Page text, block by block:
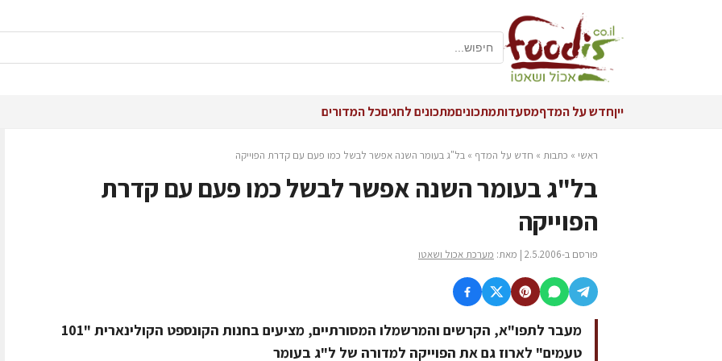
ייןחדש על המדףמסעדותמתכוניםמתכונים לחגיםכל המדורים
ראשי » כתבות » חדש על המדף » בל"ג בעומר השנה אפשר לבשל כמו פעם עם קדרת הפוייקה
בל"ג בעומר השנה אפשר לבשל כמו פעם עם קדרת
הפוייקה
פורסם ב-2.5.2006 | מאת: מערכת אכול ושאטו
מעבר לתפו"א, הקרשים והמרשמלו המסורתיים, מציעים בחנות הקונספט הקולינארית "101
טעמים" לארוז גם את הפוייקה למדורה של ל"ג בעומר